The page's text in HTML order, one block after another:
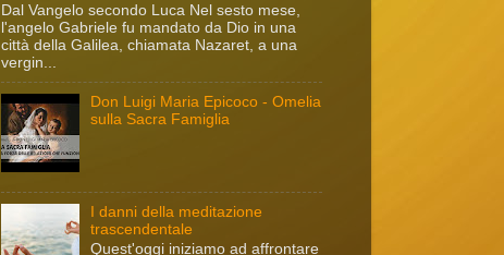
Dal Vangelo secondo Luca Nel sesto mese,
l'angelo Gabriele fu mandato da Dio in una
città della Galilea, chiamata Nazaret, a una
vergin...
Don Luigi Maria Epicoco - Omelia
sulla Sacra Famiglia
I danni della meditazione
trascendentale
Quest'oggi iniziamo ad affrontare